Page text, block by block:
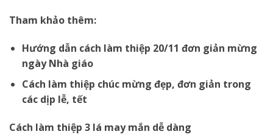
Tham khảo thêm:
Hướng dẫn cách làm thiệp 20/11 đơn giản mừng
ngày Nhà giáo
Cách làm thiệp chúc mừng đẹp, đơn giản trong
các dịp lễ, tết
Cách làm thiệp 3 lá may mắn dễ dàng